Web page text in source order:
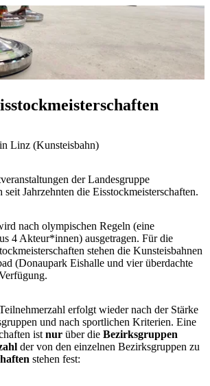
Linz (Kunsteisbahn)
der Landesgruppe
seit Jahrzehnten die Eisstockmeisterschaften.
nach olympischen Regeln (eine
4 Akteur*innen) ausgetragen. Für die
stehen die Kunsteisbahnen
(Donaupark Eishalle und vier überdachte
erfolgt wieder nach der Stärke
und nach sportlichen Kriterien. Eine
ist nur über die Bezirks­gruppen
der von den einzelnen Bezirksgruppen zu
stehen fest: